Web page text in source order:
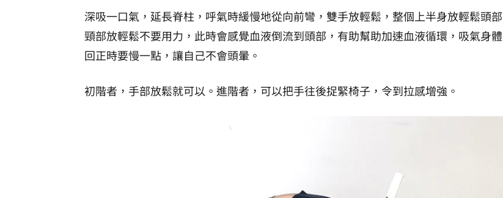
深吸一口氣，延長脊柱，呼氣時緩慢地從向前彎，雙手放輕鬆，整個上半身放輕鬆頭部
頸部放輕鬆不要用力，此時會感覺血液倒流到頭部，有助幫助加速血液循環，吸氣身體
回正時要慢一點，讓自己不會頭暈。
初階者，手部放鬆就可以。進階者，可以把手往後捉緊椅子，令到拉感增強。